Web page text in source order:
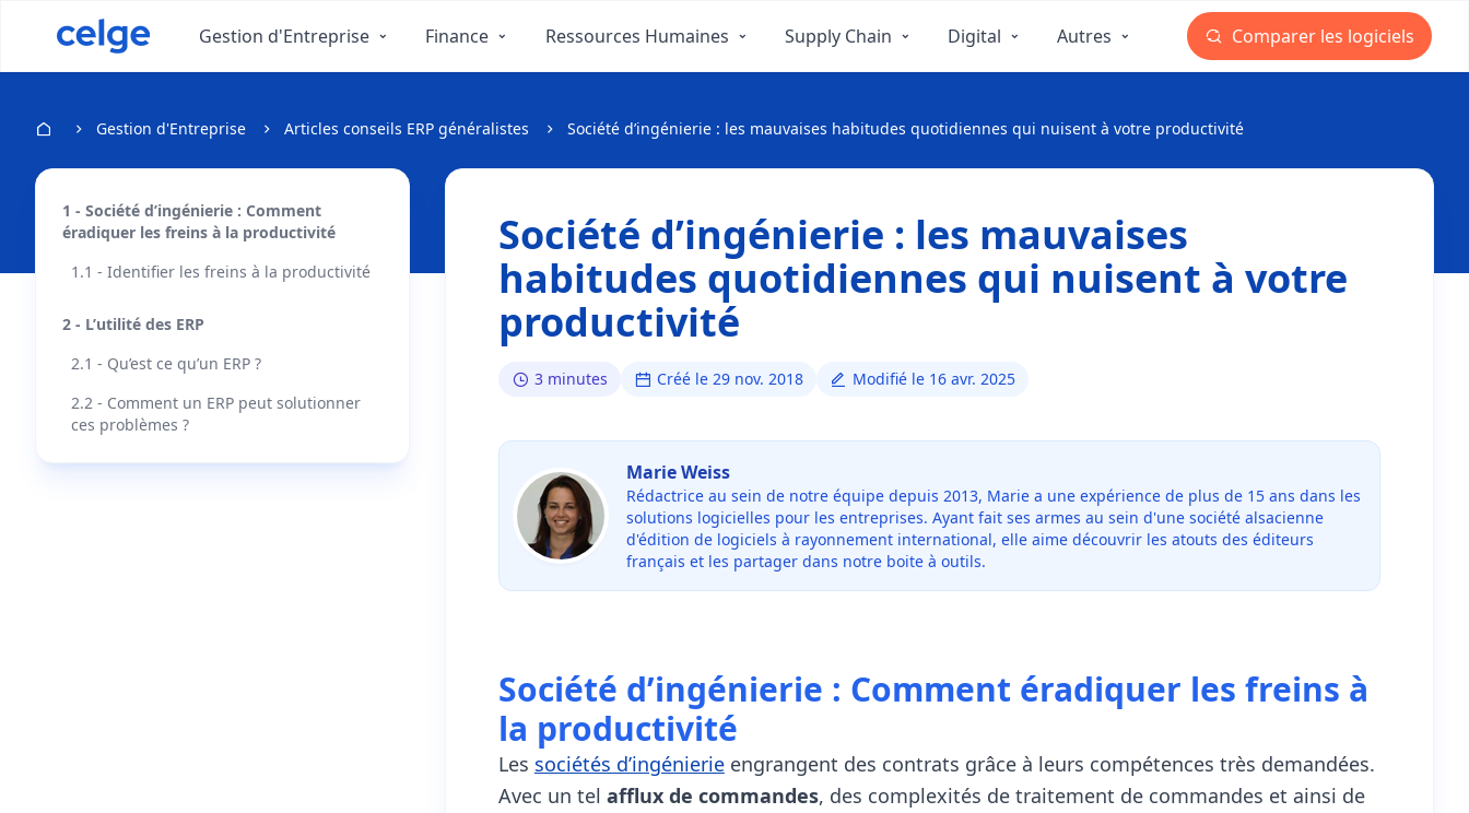
Gestion d'Entreprise Finance Ressources Humaines Supply Chain Digital Autres Comparer les logiciels
Gestion d'Entreprise Articles conseils ERP généralistes Société d’ingénierie : les mauvaises habitudes quotidiennes qui nuisent à votre productivité
1 - Société d’ingénierie : Comment
éradiquer les freins à la productivité
1.1 - Identifier les freins à la productivité
2 - L’utilité des ERP
2.1 - Qu’est ce qu’un ERP ?
2.2 - Comment un ERP peut solutionner
ces problèmes ?
Société d’ingénierie : les mauvaises
habitudes quotidiennes qui nuisent à votre
productivité
3 minutes Créé le 29 nov. 2018 Modifié le 16 avr. 2025
Marie Weiss
Rédactrice au sein de notre équipe depuis 2013, Marie a une expérience de plus de 15 ans dans les
solutions logicielles pour les entreprises. Ayant fait ses armes au sein d'une société alsacienne
d'édition de logiciels à rayonnement international, elle aime découvrir les atouts des éditeurs
français et les partager dans notre boite à outils.
Société d’ingénierie : Comment éradiquer les freins à
la productivité
Les sociétés d’ingénierieengrangent des contrats grâce à leurs compétences très demandées.
Avec un tel afflux de commandes, des complexités de traitement de commandes et ainsi de